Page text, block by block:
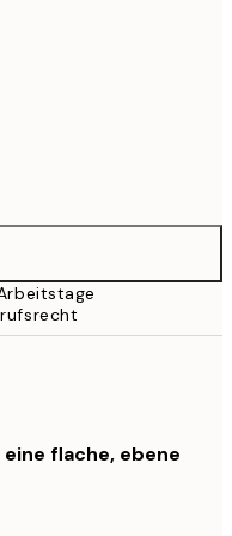
flache, ebene